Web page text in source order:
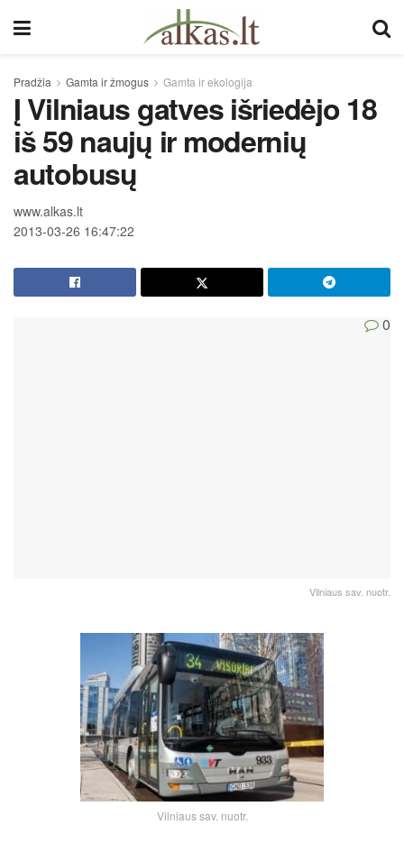
Pradžia Gamta ir žmogus Gamta ir ekologija
Į Vilniaus gatves išriedėjo 18
iš 59 naujų ir modernių
autobusų
www.alkas.lt
2013-03-26 16:47:22
0
Vilniaus sav. nuotr.
Vilniaus sav. nuotr.